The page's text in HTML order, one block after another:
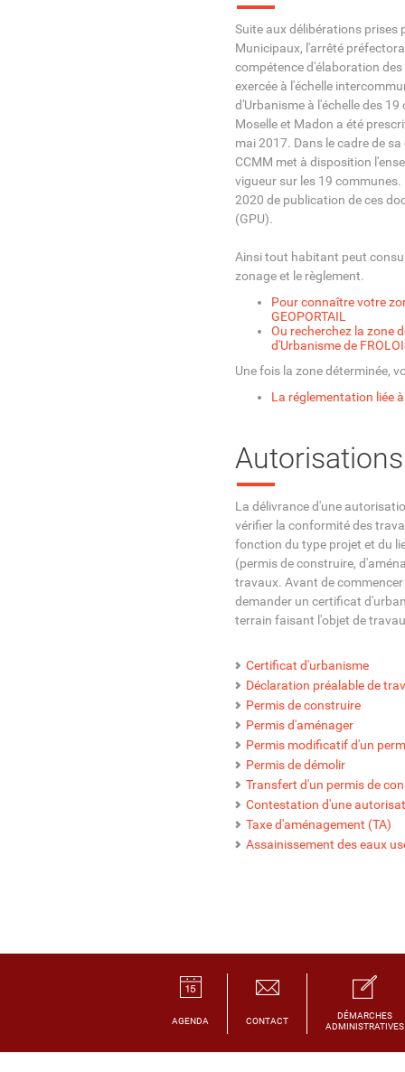
Suite aux délibérations prises
Municipaux, l'arrêté
compétence d'élaboration
exercée à l'échelle
d'Urbanisme à l'échelle des
Moselle et Madon a été
mai 2017. Dans le cadre de
CCMM met à disposition
vigueur sur les 19
2020 de publication de ces
(GPU).
Ainsi tout habitant peut
zonage et le règlement.
Pour connaître votre
GEOPORTAIL
Ou recherchez la zone
d'Urbanisme de
Une fois la zone déterminée,
La réglementation liée
La délivrance d'une
vérifier la conformité des
fonction du type projet et du
(permis de construire,
travaux. Avant de
demander un certificat
terrain faisant l'objet de
Certificat d'urbanisme
Déclaration préalable de
Permis de construire
Permis d'aménager
Permis modificatif d'un
Permis de démolir
Transfert d'un permis de
Contestation d'une
Taxe d'aménagement (TA)
Assainissement des eaux
AGENDA CONTACT
DÉMARCHES
ADMINISTRATIVES